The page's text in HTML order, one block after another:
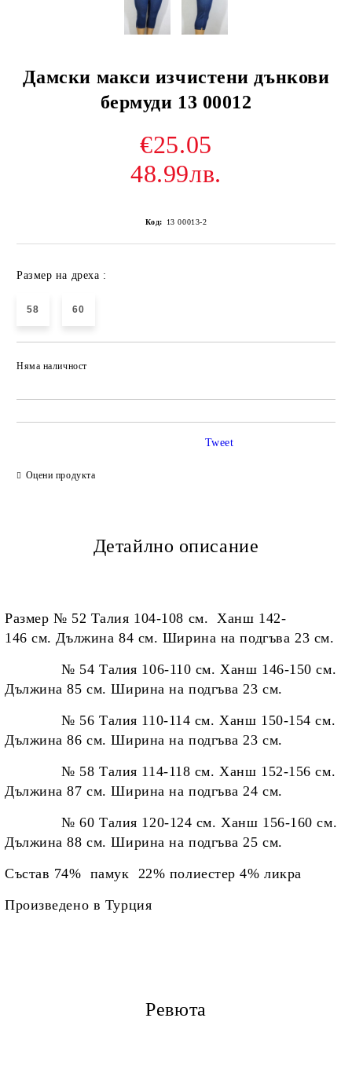
Дамски макси изчистени дънкови
бермуди 13 00012
€25.05
48.99лв.
Код: 13 00013-2
Размер на дреха :
58 60
Няма наличност
Оцени продукта
Tweet
Детайлно описание
Размер № 52 Талия 104-108 см. Ханш 142-
146 см. Дължина 84 см. Ширина на подгъва 23 см.
№ 54 Талия 106-110 см. Ханш 146-150 см.
Дължина 85 см. Ширина на подгъва 23 см.
№ 56 Талия 110-114 см. Ханш 150-154 см.
Дължина 86 см. Ширина на подгъва 23 см.
№ 58 Талия 114-118 см. Ханш 152-156 см.
Дължина 87 см. Ширина на подгъва 24 см.
№ 60 Талия 120-124 см. Ханш 156-160 см.
Дължина 88 см. Ширина на подгъва 25 см.
Състав 74% памук 22% полиестер 4% ликра
Произведено в Турция
Ревюта